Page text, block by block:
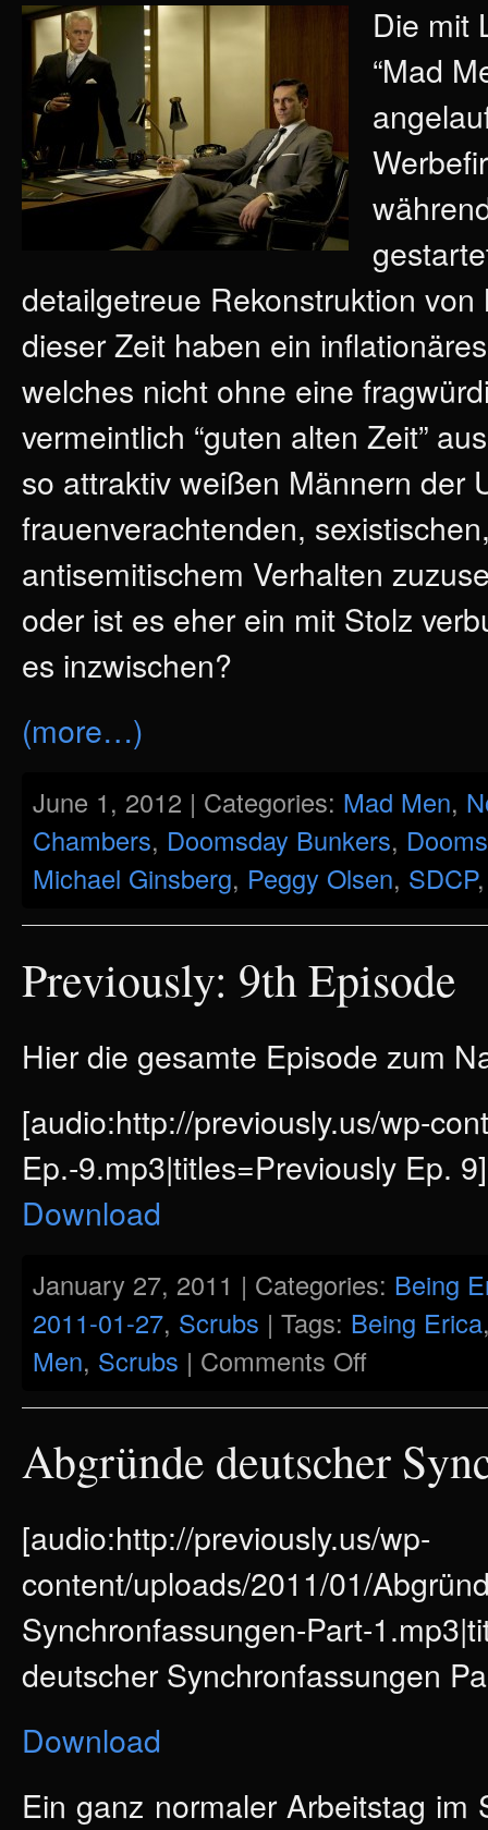
Die mit
“Mad
detailgetreue Rekonstruktion
dieser Zeit haben ein
welches nicht ohne eine
vermeintlich “guten alten Zeit”
so attraktiv weißen Männern der
frauenverachtenden,
antisemitischem Verhalten
oder ist es eher ein mit Stolz
es inzwischen?
(more…)
June 1, 2012 | Categories: Mad Men,
Chambers, Doomsday Bunkers,
Michael Ginsberg, Peggy Olsen, SDCP
Previously: 9th Episode
Hier die gesamte Episode zum
[audio:http://previously.us/wp-
Ep.-9.mp3|titles=Previously Ep. 9]
Download
January 27, 2011 | Categories: Being
2011-01-27, Scrubs | Tags: Being Erica
Men, Scrubs | Comments Off
Abgründe deutscher
[audio:http://previously.us/wp-
content/uploads/2011/01/
Synchronfassungen-Part-
deutscher Synchronfassungen
Download
Ein ganz normaler Arbeitstag im